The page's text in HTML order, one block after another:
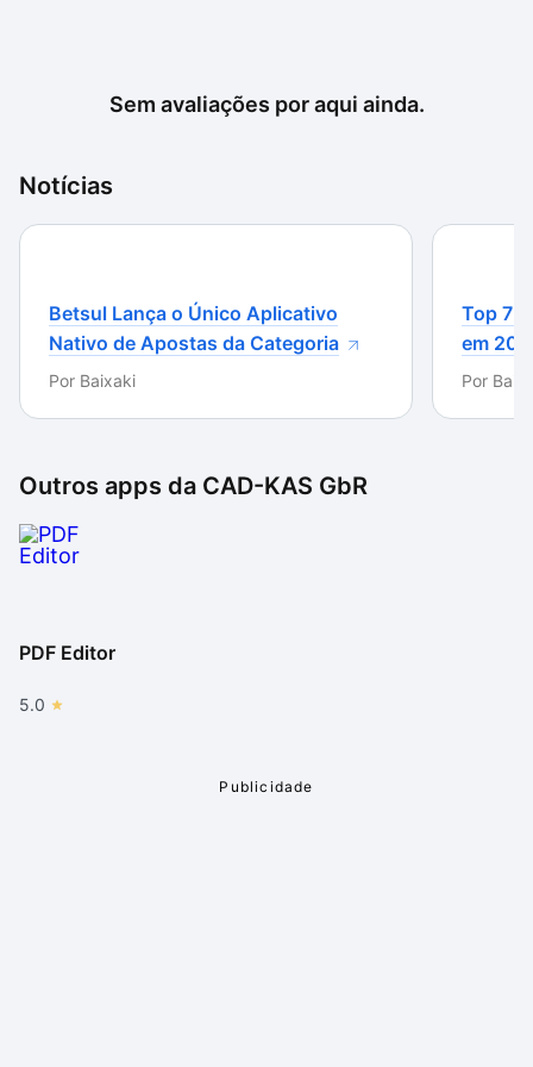
Sem avaliações por aqui ainda.
Notícias
Betsul Lança o Único Aplicativo
Nativo de Apostas da Categoria
Por Baixaki
Top 7
em
Por
Outros apps da CAD-KAS GbR
PDF Editor
5.0